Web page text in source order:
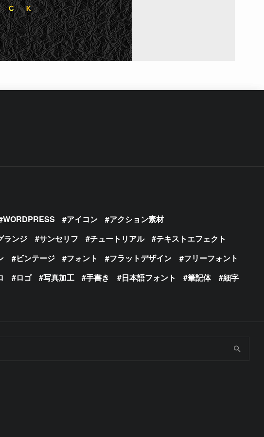
WORDPRESS アイコン
アクション素材
ランジ サンセリフ チュートリアル
テキストエフェクト
ビンテージ フォント フラットデザイン
フリーフォント
ロゴ 写真加工 手書き 日本語フォント 筆記体
細字